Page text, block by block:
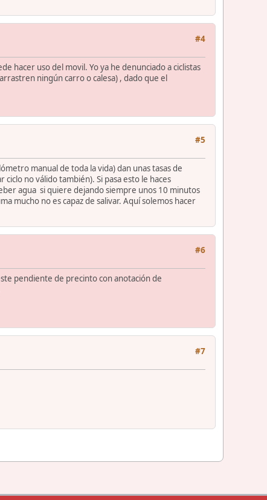
#4
hacer uso del movil. Yo ya he denunciado a ciclistas
ningún carro o calesa) , dado que el
#5
manual de toda la vida) dan unas tasas de
no válido también). Si pasa esto le haces
agua si quiere dejando siempre unos 10 minutos
mucho no es capaz de salivar. Aquí solemos hacer
#6
pendiente de precinto con anotación de
#7